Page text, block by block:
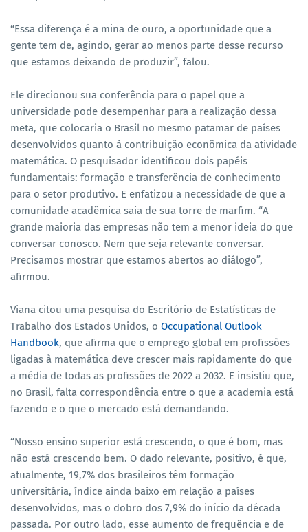
“Essa diferença é a mina de ouro, a oportunidade que a
gente tem de, agindo, gerar ao menos parte desse recurso
que estamos deixando de produzir”, falou.
Ele direcionou sua conferência para o papel que a
universidade pode desempenhar para a realização dessa
meta, que colocaria o Brasil no mesmo patamar de países
desenvolvidos quanto à contribuição econômica da atividade
matemática. O pesquisador identificou dois papéis
fundamentais: formação e transferência de conhecimento
para o setor produtivo. E enfatizou a necessidade de que a
comunidade acadêmica saia de sua torre de marfim. “A
grande maioria das empresas não tem a menor ideia do que
conversar conosco. Nem que seja relevante conversar.
Precisamos mostrar que estamos abertos ao diálogo”,
afirmou.
Viana citou uma pesquisa do Escritório de Estatísticas de
Trabalho dos Estados Unidos, o Occupational Outlook
Handbook, que afirma que o emprego global em profissões
ligadas à matemática deve crescer mais rapidamente do que
a média de todas as profissões de 2022 a 2032. E insistiu que,
no Brasil, falta correspondência entre o que a academia está
fazendo e o que o mercado está demandando.
“Nosso ensino superior está crescendo, o que é bom, mas
não está crescendo bem. O dado relevante, positivo, é que,
atualmente, 19,7% dos brasileiros têm formação
universitária, índice ainda baixo em relação a países
desenvolvidos, mas o dobro dos 7,9% do início da década
passada. Por outro lado, esse aumento de frequência e de